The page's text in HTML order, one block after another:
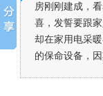
房刚刚建成，
喜，发誓要跟
却在家用电采
的保命设备，